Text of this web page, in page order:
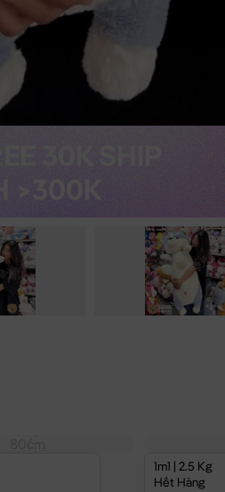
1m1 | 2.5 Kg
Hết Hàng